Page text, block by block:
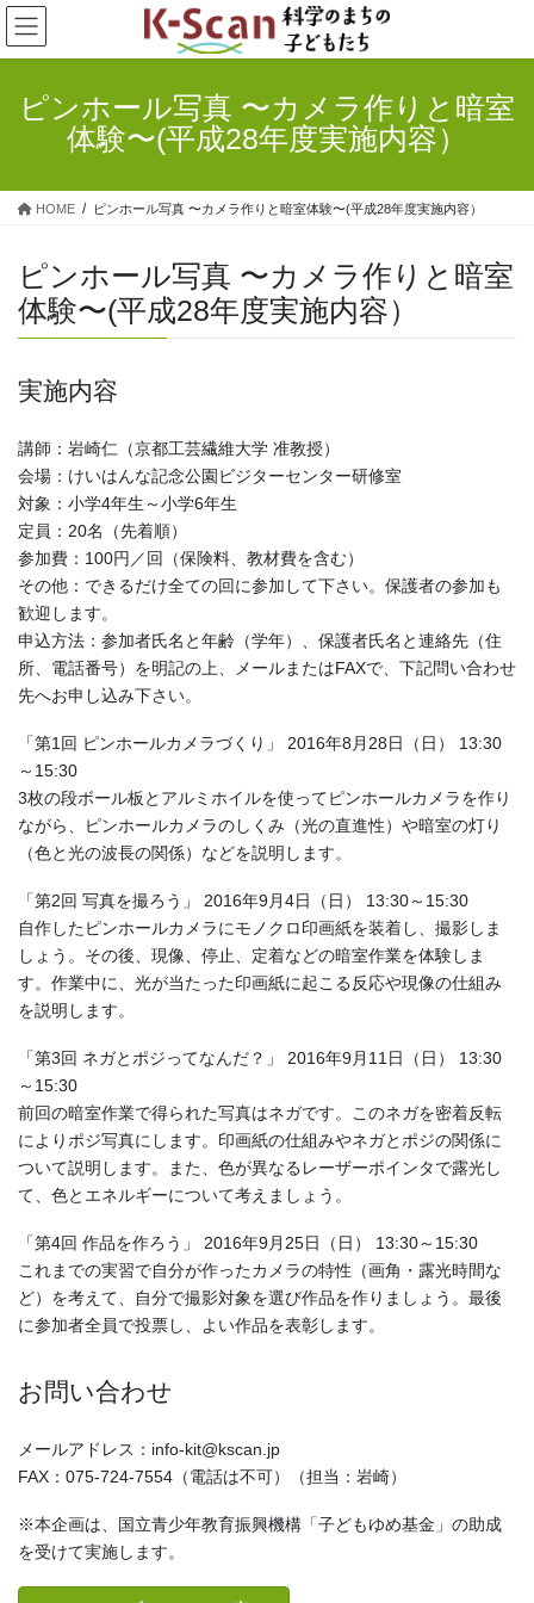
コ
ン
テ
ナ
ビ
ゲ
ピンホール写真 〜カメラ作りと暗室
体験〜(平成28年度実施内容）
HOME ピンホール写真 〜カメラ作りと暗室体験〜(平成28年度実施内容）
ピンホール写真 〜カメラ作りと暗室
体験〜(平成28年度実施内容）
実施内容
講師：岩崎仁（京都工芸繊維大学 准教授）
会場：けいはんな記念公園ビジターセンター研修室
対象：小学4年生～小学6年生
定員：20名（先着順）
参加費：100円／回（保険料、教材費を含む）
その他：できるだけ全ての回に参加して下さい。保護者の参加も
歓迎します。
申込方法：参加者氏名と年齢（学年）、保護者氏名と連絡先（住
所、電話番号）を明記の上、メールまたはFAXで、下記問い合わせ
先へお申し込み下さい。
「第1回 ピンホールカメラづくり」 2016年8月28日（日） 13:30
～15:30
3枚の段ボール板とアルミホイルを使ってピンホールカメラを作り
ながら、ピンホールカメラのしくみ（光の直進性）や暗室の灯り
（色と光の波長の関係）などを説明します。
「第2回 写真を撮ろう」 2016年9月4日（日） 13:30～15:30
自作したピンホールカメラにモノクロ印画紙を装着し、撮影しま
しょう。その後、現像、停止、定着などの暗室作業を体験しま
す。作業中に、光が当たった印画紙に起こる反応や現像の仕組み
を説明します。
「第3回 ネガとポジってなんだ？」 2016年9月11日（日） 13:30
～15:30
前回の暗室作業で得られた写真はネガです。このネガを密着反転
によりポジ写真にします。印画紙の仕組みやネガとポジの関係に
ついて説明します。また、色が異なるレーザーポインタで露光し
て、色とエネルギーについて考えましょう。
「第4回 作品を作ろう」 2016年9月25日（日） 13:30～15:30
これまでの実習で自分が作ったカメラの特性（画角・露光時間な
ど）を考えて、自分で撮影対象を選び作品を作りましょう。最後
に参加者全員で投票し、よい作品を表彰します。
お問い合わせ
メールアドレス：info-kit@kscan.jp
FAX：075-724-7554（電話は不可）（担当：岩崎）
※本企画は、国立青少年教育振興機構「子どもゆめ基金」の助成
を受けて実施します。